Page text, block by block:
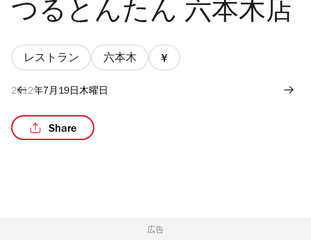
つるとんたん 六本木店
レストラン 六本木
価
2012年7月19日木曜日
Share
広告